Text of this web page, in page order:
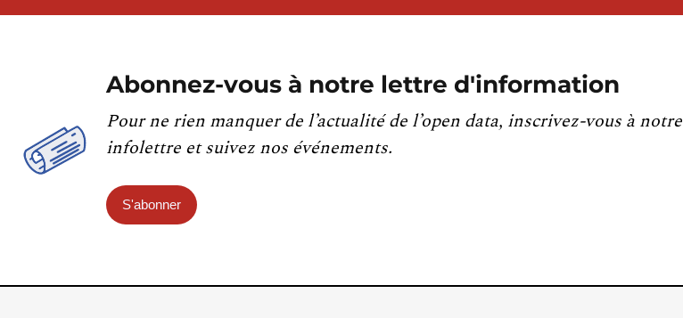
Abonnez-vous à notre lettre d'information
Pour ne rien manquer de l’actualité de l’open data, inscrivez-vous à notre
infolettre et suivez nos événements.
S'abonner